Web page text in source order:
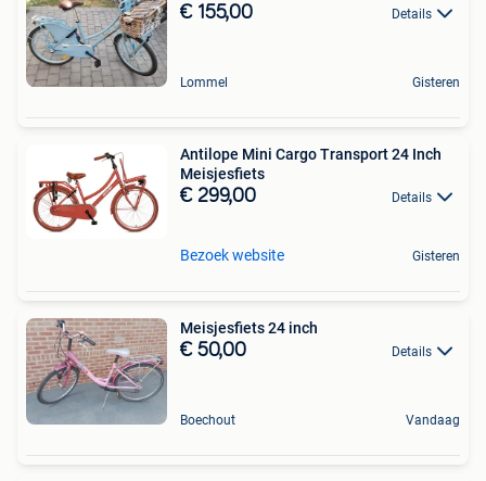
€ 155,00 Details
Lommel Gisteren
Antilope Mini Cargo Transport 24 Inch
Meisjesfiets
€ 299,00 Details
Bezoek website Gisteren
Meisjesfiets 24 inch
€ 50,00 Details
Boechout Vandaag